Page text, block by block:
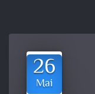
26
Mai